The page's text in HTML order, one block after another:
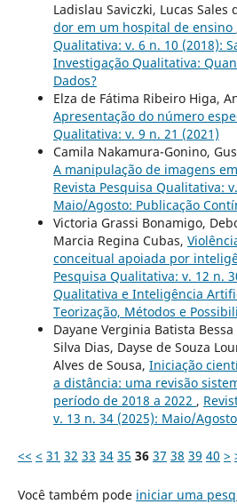
Ladislau Saviczki, Lucas Sales
dor em um hospital de ensino
Qualitativa: v. 6 n. 10 (2018):
Investigação Qualitativa:
Dados?
Elza de Fátima Ribeiro Higa,
Apresentação do número
Qualitativa: v. 9 n. 21 (2021)
Camila Nakamura-Gonino,
A manipulação de imagens
Revista Pesquisa Qualitativa:
Maio/Agosto: Publicação
Victoria Grassi Bonamigo,
Marcia Regina Cubas,
conceitual apoiada por
Pesquisa Qualitativa: v. 12 n.
Qualitativa e Inteligência
Teorização, Métodos e
Dayane Verginia Batista
Silva Dias, Dayse de Souza
Alves de Sousa, Iniciação
a distância: uma revisão
período de 2018 a 2022 ,
v. 13 n. 34 (2025): Maio/
<< < 31 32 33 34 35 36 37 38 39 40 >
Você também pode iniciar uma